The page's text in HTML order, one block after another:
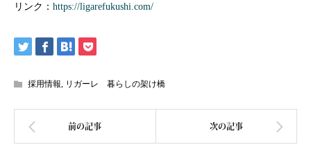
リンク： https://ligarefukushi.com/
採用情報, リガーレ 暮らしの架け橋